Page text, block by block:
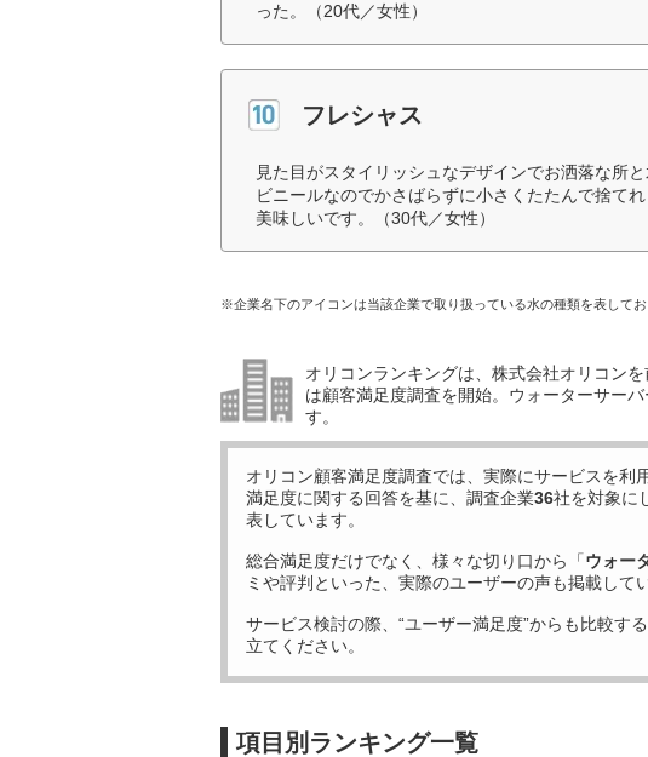
った。（20代／女性）
フレシャス
見た目がスタイリッシュなデザインでお洒落な所
ビニールなのでかさばらずに小さくたたんで捨て
美味しいです。（30代／女性）
※企業名下のアイコンは当該企業で取り扱っている水の種類を表してお
オリコンランキングは、株式会社オリコン
は顧客満足度調査を開始。ウォーターサー
す。
オリコン顧客満足度調査では、実際にサービスを利
満足度に関する回答を基に、調査企業36社を対象に
表しています。
総合満足度だけでなく、様々な切り口から「ウォー
ミや評判といった、実際のユーザーの声も掲載して
サービス検討の際、“ユーザー満足度”からも比較す
立てください。
項目別ランキング一覧